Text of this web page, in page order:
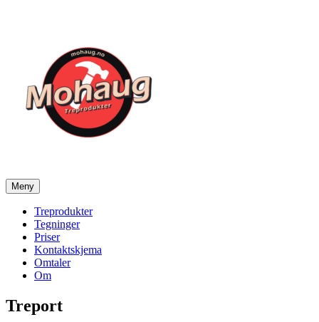
Mohaug Treprodukter
Salg av tegninger og treprodukter
Meny
Treprodukter
Tegninger
Priser
Kontaktskjema
Omtaler
Om
Treport